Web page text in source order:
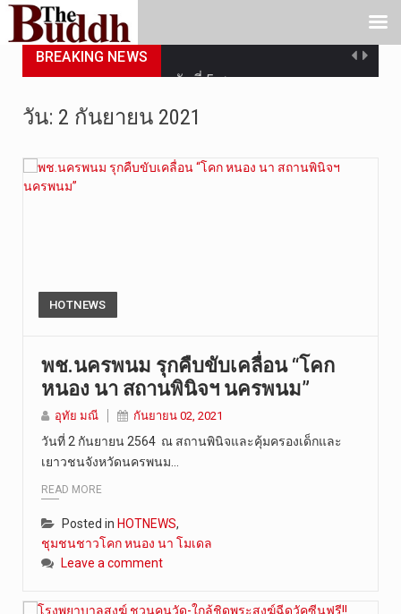
BREAKING NEWS
วันพุธที่ …
หลังจากราช…
วันที่ 6 ส…
วัน: 2 กันยายน 2021
HOTNEWS
พช.นครพนม รุกคืบขับเคลื่อน “โคก
หนอง นา สถานพินิจฯ นครพนม”
อุทัย มณี กันยายน 02, 2021
วันที่ 2 กันยายน 2564 ณ สถานพินิจและคุ้มครองเด็กและ
เยาวชนจังหวัดนครพนม…
READ MORE
Posted in HOTNEWS,
ชุมชนชาวโคก หนอง นา โมเดล
Leave a comment